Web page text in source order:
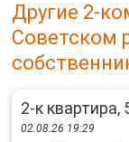
Другие 2-
Советском
2-к квартира,
02.08.26 19:29